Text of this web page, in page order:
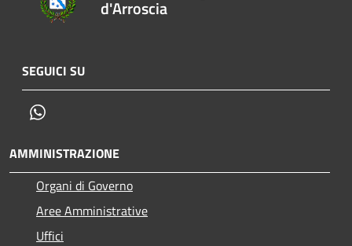
d'Arroscia
SEGUICI SU
AMMINISTRAZIONE
Organi di Governo
Aree Amministrative
Uffici